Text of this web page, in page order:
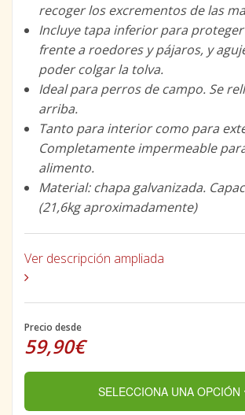
recoger los excrementos de las
Incluye tapa inferior para
frente a roedores y pájaros, y
poder colgar la tolva.
Ideal para perros de campo. Se
arriba.
Tanto para interior como para
Completamente impermeable
alimento.
Material: chapa galvanizada.
(21,6kg aproximadamente)
Ver descripción ampliada
Precio desde
59,90€
SELECCIONA UNA OPCIÓN